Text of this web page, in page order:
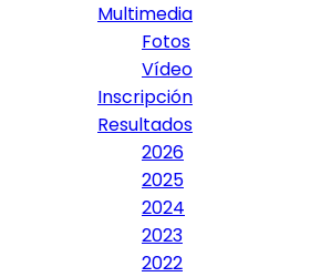
Multimedia
Fotos
Vídeo
Inscripción
Resultados
2026
2025
2024
2023
2022